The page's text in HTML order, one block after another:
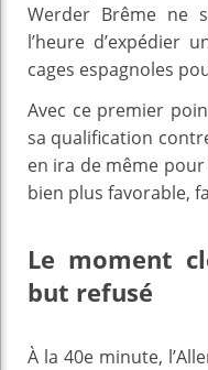
Werder Brême ne
l’heure d’expédier
cages espagnoles
Avec ce premier
sa qualification
en ira de même pour
bien plus favorable,
Le moment
but refusé
À la 40e minute,